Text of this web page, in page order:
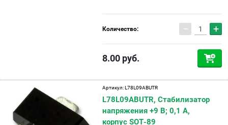
Количество: − +
8.00 руб.
Артикул:L78L09ABUTR
L78L09ABUTR, Cтабилизатор
напряжения +9 В; 0,1 А,
корпус SOT-89